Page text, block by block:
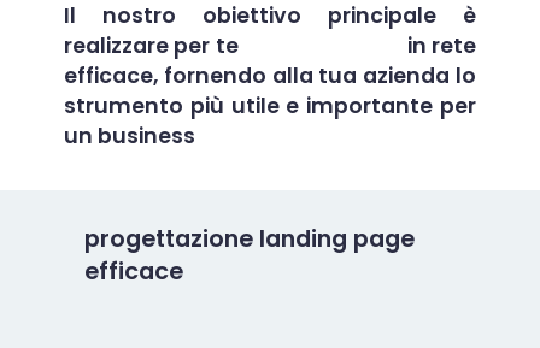
Il nostro obiettivo principale è
realizzare per te
in rete
efficace, fornendo alla tua azienda lo
strumento più utile e importante per
un business
progettazione landing page
efficace